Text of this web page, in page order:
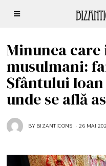
Minunea
musulmani:
Sfântului
unde se află
BY BIZANTICONS 26 MAI